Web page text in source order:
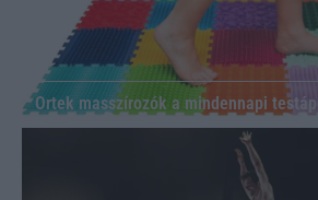
Ortek masszírozók a mindennapi